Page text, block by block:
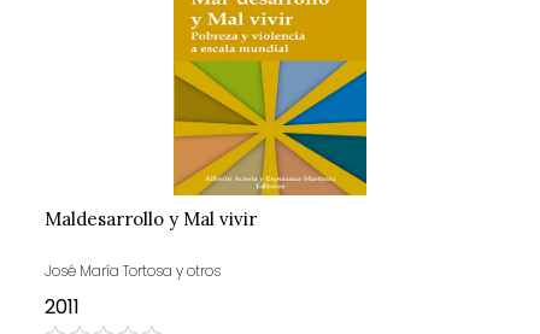
Maldesarrollo y Mal vivir
José María Tortosa y otros
2011